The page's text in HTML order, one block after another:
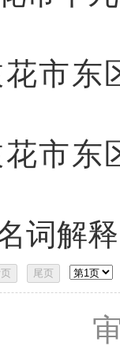
市东
市东
词解